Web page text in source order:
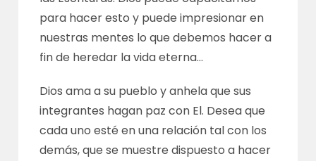
para hacer esto y puede impresionar en
nuestras mentes lo que debemos hacer a
fin de heredar la vida eterna…
Dios ama a su pueblo y anhela que sus
integrantes hagan paz con El. Desea que
cada uno esté en una relación tal con los
demás, que se muestre dispuesto a hacer